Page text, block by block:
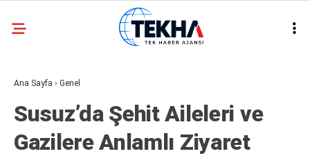
32.3
ASAYIŞ
GÜNDEM
Ana Sayfa › Genel
Susuz’da Şehit Aileleri ve
Gazilere Anlamlı Ziyaret